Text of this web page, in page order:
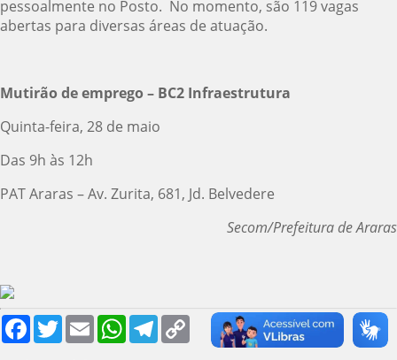
pessoalmente no Posto. No momento, são 119 vagas
abertas para diversas áreas de atuação.
Mutirão de emprego – BC2 Infraestrutura
Quinta-feira, 28 de maio
Das 9h às 12h
PAT Araras – Av. Zurita, 681, Jd. Belvedere
Secom/Prefeitura de Araras
FacebookTwitter Email WhatsAppTelegramCopy